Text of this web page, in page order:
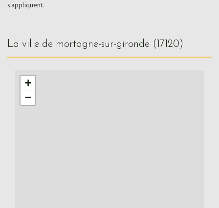
s'appliquent.
la ville de mortagne-sur-gironde (17120)
+
−